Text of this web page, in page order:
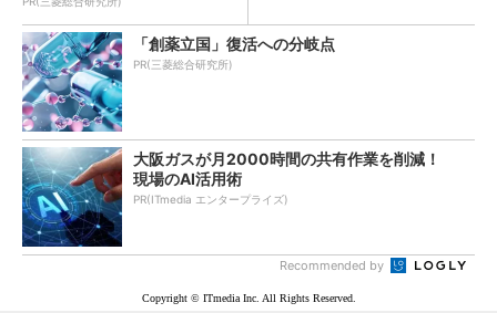
「創薬立国」復活への分岐点
PR(三菱総合研究所)
大阪ガスが月2000時間の共有作業を削減！
現場のAI活用術
PR(ITmedia エンタープライズ)
Recommended by
Copyright © ITmedia Inc. All Rights Reserved.